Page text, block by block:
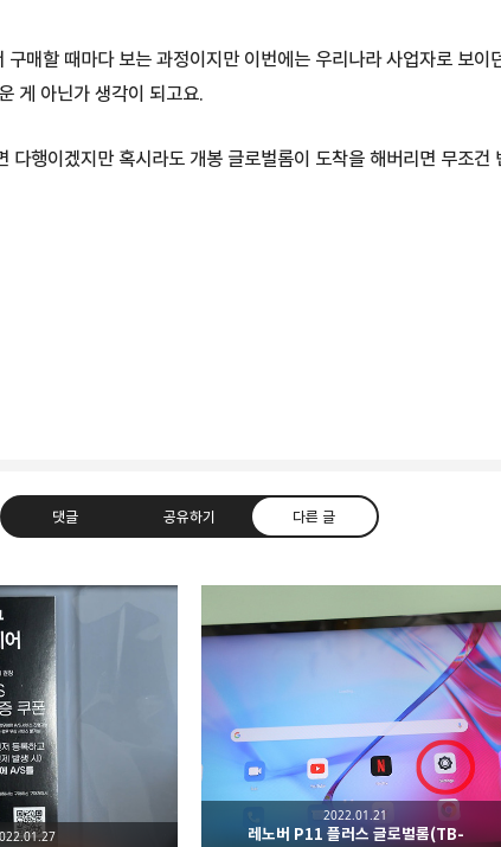
구매할 때마다 보는 과정이지만 이번에는 우리나라 사업자로 보이
게 아닌가 생각이 되고요.
다행이겠지만 혹시라도 개봉 글로벌롬이 도착을 해버리면 무조건
댓글 공유하기 다른 글
뷰 by ruinses@gmail.com
Facebook
레노버 P11 플러스 글로벌롬(TB-
2022.01.21